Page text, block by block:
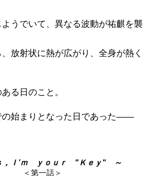
うでいて、異なる波動が祐麒を襲
放射状に熱が広がり、全身が熱く
る日のこと。
始まりとなった日であった――
，Ｉ’ｍ ｙｏｕｒ "Ｋｅｙ" ～
＜第一話＞